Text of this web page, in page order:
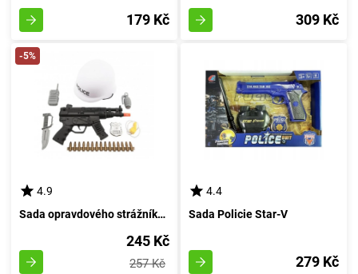
179 Kč 309 Kč
-5%
4.9
Sada opravdového strážníka práva
245 Kč
257 Kč
4.4
Sada Policie Star-V
279 Kč